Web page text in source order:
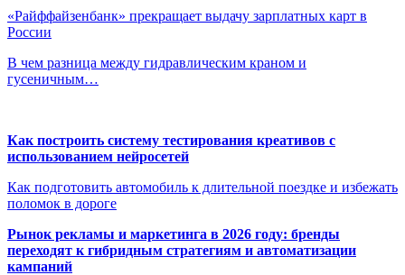
«Райффайзенбанк» прекращает выдачу зарплатных карт в
России
В чем разница между гидравлическим краном и
гусеничным…
Как построить систему тестирования креативов с
использованием нейросетей
Как подготовить автомобиль к длительной поездке и избежать
поломок в дороге
Рынок рекламы и маркетинга в 2026 году: бренды
переходят к гибридным стратегиям и автоматизации
кампаний